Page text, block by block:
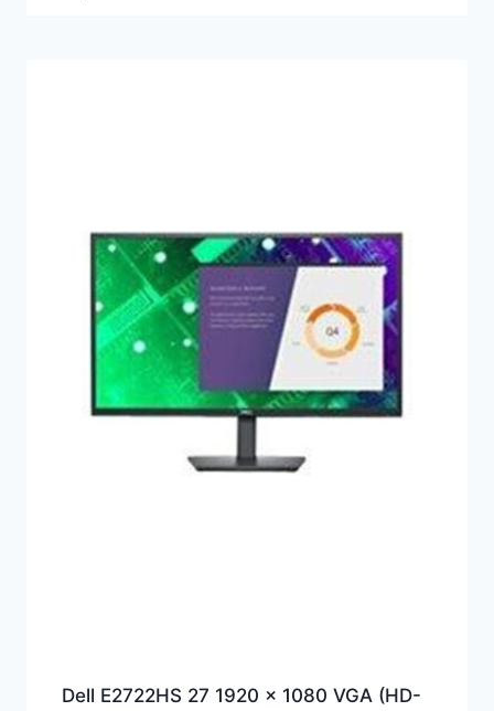
Dell E2722HS 27 1920 x 1080 VGA (HD-